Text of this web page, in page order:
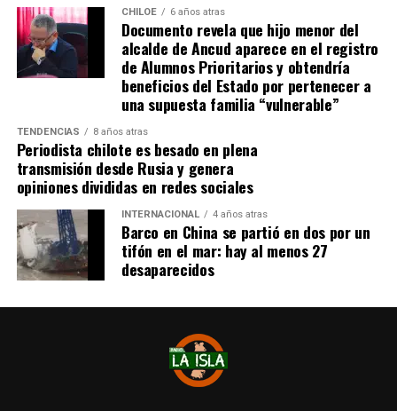
Tras el tanto del delantero ‘cafetalero’, los jugadores
visitantes arremetieron contra sus rivales
argumentando que un jugador de River(Agustín
les gritó el festejo en la cara.
Tras los incidentes,Palavecino fue expulsado en
River. En Boca, en tanto, vieron la roja
Merentiel, Ezequiel Fernández y Nicolás Valentini
Fuente:Bio Bio
CHILOE 6 años atras
Documento revela que hijo menor del
alcalde de Ancud aparece en el registro
de Alumnos Prioritarios y obtendría
beneficios del Estado por pertenecer a
una supuesta familia “vulnerable”
TENDENCIAS 8 años atras
Periodista chilote es besado en plena
transmisión desde Rusia y genera
opiniones divididas en redes sociales
INTERNACIONAL 4 años atras
Barco en China se partió en dos por un
tifón en el mar: hay al menos 27
desaparecidos